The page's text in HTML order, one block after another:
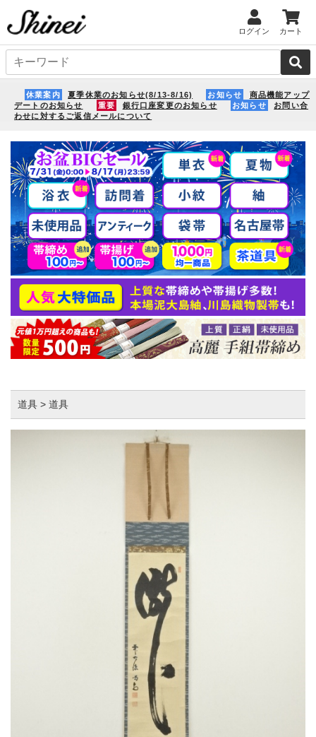
ログイン カート
休業案内 夏季休業のお知らせ(8/13-8/16) お知らせ
商品機能アップ
デートのお知らせ
重要 銀行口座変更のお知らせ お知らせ
お問い合
わせに対するご返信メールについて
道具 > 道具